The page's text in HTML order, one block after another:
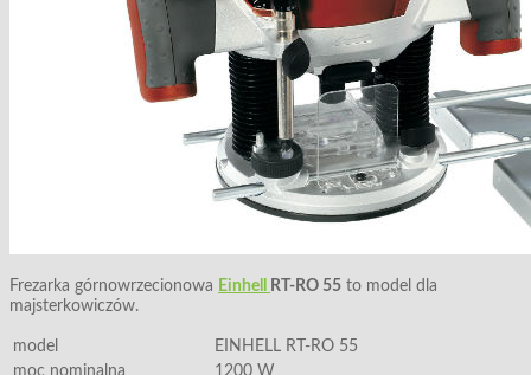
Frezarka górnowrzecionowa Einhell RT-RO 55 to model dla
majsterkowiczów.
model
EINHELL RT-RO 55
moc nominalna
1200 W